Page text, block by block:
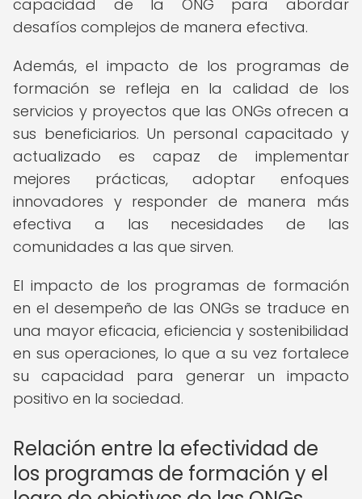
capacidad de la ONG para abordar
desafíos complejos de manera efectiva.
Además, el impacto de los programas de
formación se refleja en la calidad de los
servicios y proyectos que las ONGs ofrecen a
sus beneficiarios. Un personal capacitado y
actualizado es capaz de implementar
mejores prácticas, adoptar enfoques
innovadores y responder de manera más
efectiva a las necesidades de las
comunidades a las que sirven.
El impacto de los programas de formación
en el desempeño de las ONGs se traduce en
una mayor eficacia, eficiencia y sostenibilidad
en sus operaciones, lo que a su vez fortalece
su capacidad para generar un impacto
positivo en la sociedad.
Relación entre la efectividad de
los programas de formación y el